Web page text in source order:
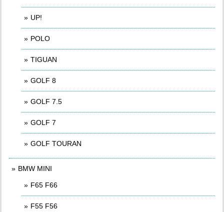
UP!
POLO
TIGUAN
GOLF 8
GOLF 7.5
GOLF 7
GOLF TOURAN
BMW MINI
F65 F66
F55 F56